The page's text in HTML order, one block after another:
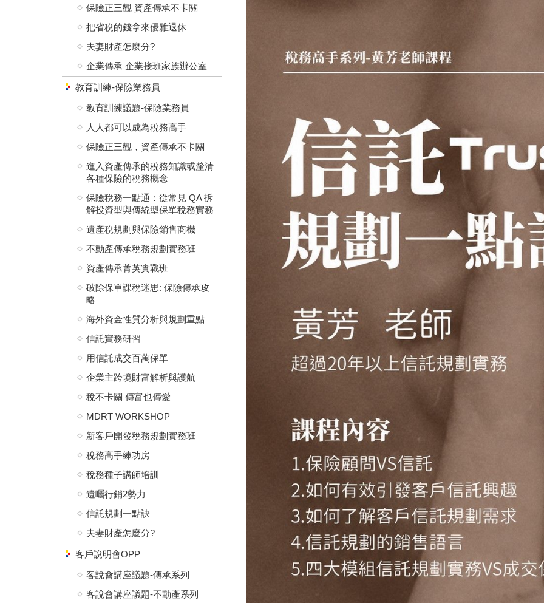
保險正三觀 資產傳承不卡關
把省稅的錢拿來優雅退休
夫妻財產怎麼分?
企業傳承 企業接班家族辦公室
教育訓練-保險業務員
教育訓練議題-保險業務員
人人都可以成為稅務高手
保險正三觀，資產傳承不卡關
進入資產傳承的稅務知識或釐清
各種保險的稅務概念
保險稅務一點通：從常見 QA 拆
解投資型與傳統型保單稅務實務
遺產稅規劃與保險銷售商機
不動產傳承稅務規劃實務班
資產傳承菁英實戰班
破除保單課稅迷思: 保險傳承攻
略
海外資金性質分析與規劃重點
信託實務研習
用信託成交百萬保單
企業主跨境財富解析與護航
稅不卡關 傳富也傳愛
MDRT WORKSHOP
新客戶開發稅務規劃實務班
稅務高手練功房
稅務種子講師培訓
遺囑行銷2勢力
信託規劃一點訣
夫妻財產怎麼分?
客戶說明會OPP
客說會講座議題-傳承系列
客說會講座議題-不動產系列